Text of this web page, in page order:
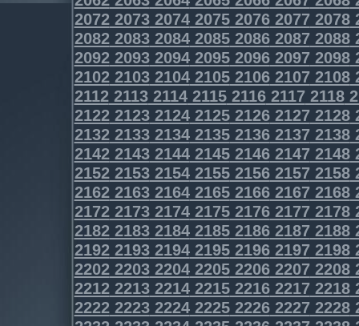
2072207320742075207620772078
2082208320842085208620872088
2092209320942095209620972098
2102210321042105210621072108
2112211321142115211621172118
2122212321242125212621272128
2132213321342135213621372138
2142214321442145214621472148
2152215321542155215621572158
2162216321642165216621672168
2172217321742175217621772178
2182218321842185218621872188
2192219321942195219621972198
2202220322042205220622072208
2212221322142215221622172218
2222222322242225222622272228